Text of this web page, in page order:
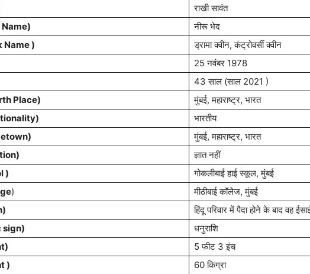
राखी सावंत
Name)
नीरू भेद
Name )
ड्रामा क्वीन, कंट्रोवर्सी क्वीन
25 नवंबर 1978
43 साल (साल 2021 )
Place)
मुंबई, महाराष्ट्र, भारत
भारतीय
मुंबई, महाराष्ट्र, भारत
ज्ञात नहीं
)
गोकलीबाई हाई स्कूल, मुंबई
)
मीठीबाई कॉलेज, मुंबई
हिंदू परिवार में पैदा होने के बाद वह
sign)
धनुराशि
5 फीट 3 इंच
)
60 किग्रा